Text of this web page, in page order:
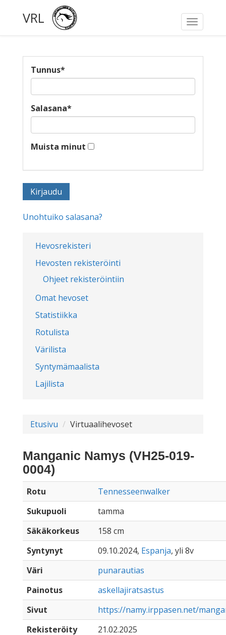
Toggle
VRL
Hevosrekisteri
Hevosten rekisteröinti
Ohjeet rekisteröintiin
Omat hevoset
Statistiikka
Rotulista
Värilista
Syntymämaalista
Lajilista
Tunnus*
Salasana*
Muista minut
Unohtuiko salasana?
Etusivu Virtuaalihevoset
Manganic Namys (VH25-019-
0004)
Rotu
Tennesseenwalker
Sukupuoli
tamma
Säkäkorkeus
158 cm
Syntynyt
09.10.2024, Espanja, yli 8v
Väri
punarautias
Painotus
askellajiratsastus
Sivut
https://namy.irppasen.net/
Rekisteröity
21.02.2025